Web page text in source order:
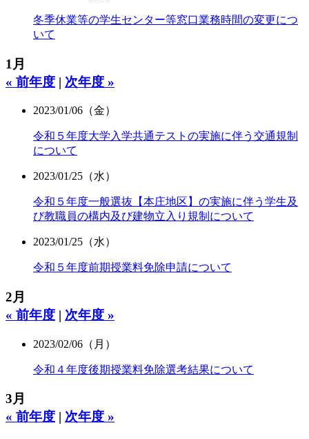
冬季休業等の学生センター等窓口業務時間の変更につ
いて
1月
« 前年度 | 次年度 »
2023/01/06（金）
令和５年度大学入学共通テストの実施に伴う交通規制
について
2023/01/25（水）
令和５年度一般選抜【本庄地区】の実施に伴う学生及
び教職員の構内及び建物立入り規制について
2023/01/25（水）
令和５年度前期授業料免除申請について
2月
« 前年度 | 次年度 »
2023/02/06（月）
令和４年度後期授業料免除選考結果について
3月
« 前年度 | 次年度 »